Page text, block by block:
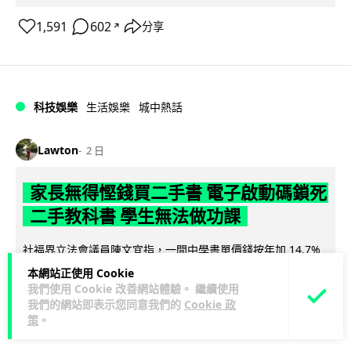
本網站正使用 Cookie
我們使用 Cookie 改善網站體驗。 繼續使用
我們的網站即表示您同意我們的 Cookie 政
策 。
1,591 602 ↗ 分享
科技娛樂 生活娛樂 城中熱話
Lawton 2 日
家長無得慳錢買二手書 電子啟動碼鎖死
二手教科書 學生無法做功課
社福界立法會議員陳文宜指，一間中學書單價錢按年加 14.7%
遠超通漲，令家長難以負擔。而且電子教材啟動碼這項設計，
令學生無法完成功課，二手... 閱讀全文
985